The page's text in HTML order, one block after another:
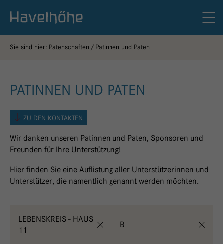
Sie sind hier: Patenschaften Patinnen und Paten
PATINNEN UND PATEN
ZU DEN KONTAKTEN
Wir danken unseren Patinnen und Paten, Sponsoren und
Freunden für Ihre Unterstützung!
Hier finden Sie eine Auflistung aller Unterstützerinnen und
Unterstützer, die namentlich genannt werden möchten.
LEBENSKREIS - HAUS
11
B